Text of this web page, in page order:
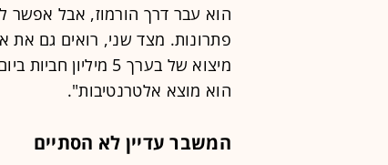
הוא עבר דרך הורמוז, אבל אפשר
פתרונות. מצד שני, רואים גם
הוא מוצא אלטרנטיבות".
המשבר עדיין לא הסתיים